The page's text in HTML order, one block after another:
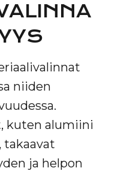
niiden
kuten alumiini
takaavat
ja helpon